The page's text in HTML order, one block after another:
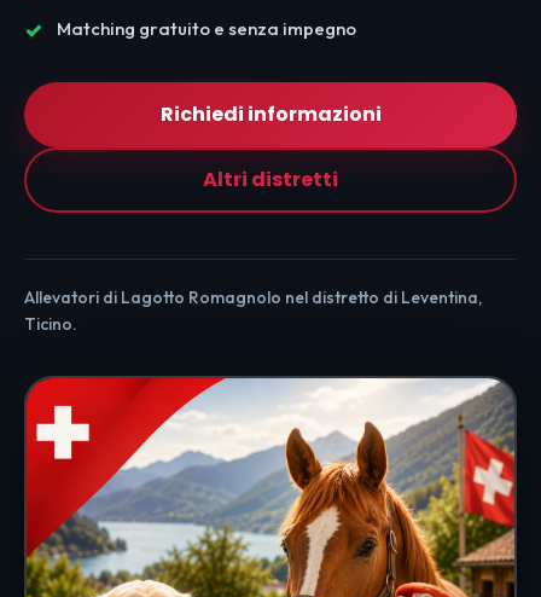
Matching gratuito e senza impegno
Richiedi informazioni
Altri distretti
Allevatori di Lagotto Romagnolo nel distretto di Leventina,
Ticino.